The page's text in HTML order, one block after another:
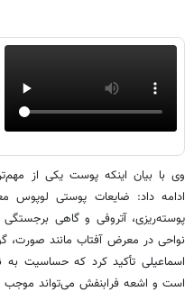
وی با بیان اینکه پوست یکی از
ادامه داد: ضایعات پوستی لوپوس
پوسته‌ریزی، آتروفی و گاهی
نواحی در معرض آفتاب مانند صورت،
اسماعیلی تأکید کرد که حساسیت به
است و اشعه فرابنفش می‌تواند موجب